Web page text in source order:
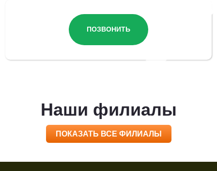
ПОЗВОНИТЬ
Наши филиалы
ПОКАЗАТЬ ВСЕ ФИЛИАЛЫ